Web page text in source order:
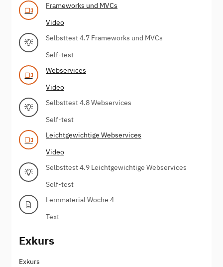
Frameworks und MVCs
Video
Selbsttest 4.7 Frameworks und MVCs
Self-test
Webservices
Video
Selbsttest 4.8 Webservices
Self-test
Leichtgewichtige Webservices
Video
Selbsttest 4.9 Leichtgewichtige Webservices
Self-test
Lernmaterial Woche 4
Text
Exkurs
Exkurs